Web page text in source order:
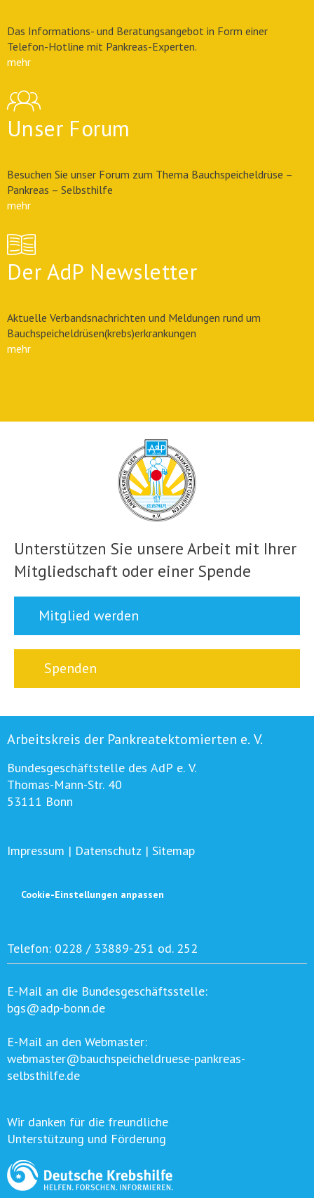
Das Informations- und Beratungsangebot in Form einer
Telefon-Hotline mit Pankreas-Experten.
mehr
Unser Forum
Besuchen Sie unser Forum zum Thema Bauchspeicheldrüse –
Pankreas – Selbsthilfe
mehr
Der AdP Newsletter
Aktuelle Verbandsnachrichten und Meldungen rund um
Bauchspeicheldrüsen(krebs)erkrankungen
mehr
Unterstützen Sie unsere Arbeit mit Ihrer
Mitgliedschaft oder einer Spende
Mitglied werden
Spenden
Arbeitskreis der Pankreatektomierten e. V.
Bundesgeschäftstelle des AdP e. V.
Thomas-Mann-Str. 40
53111 Bonn
Impressum | Datenschutz | Sitemap
Cookie-Einstellungen anpassen
Telefon: 0228 / 33889-251 od. 252
E-Mail an die Bundesgeschäftsstelle:
bgs@adp-bonn.de
E-Mail an den Webmaster:
webmaster@bauchspeicheldruese-pankreas-
selbsthilfe.de
Wir danken für die freundliche
Unterstützung und Förderung